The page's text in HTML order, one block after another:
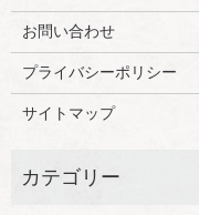
お問い合わせ
プライバシーポリシー
サイトマップ